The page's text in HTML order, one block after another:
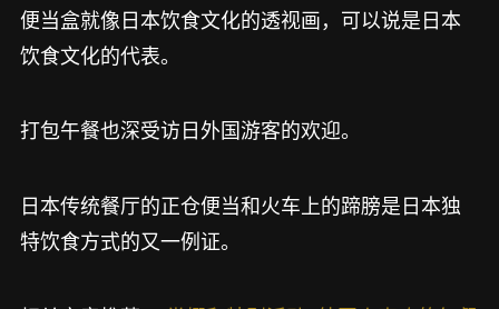
便当盒就像日本饮食文化的透视画，可以说是日本
饮食文化的代表。
打包午餐也深受访日外国游客的欢迎。
日本传统餐厅的正仓便当和火车上的蹄膀是日本独
特饮食方式的又一例证。